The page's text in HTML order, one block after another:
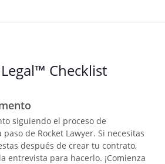
Checklist
siguiendo el proceso de
de Rocket Lawyer. Si necesitas
después de crear tu contrato,
entrevista para hacerlo. ¡Comienza